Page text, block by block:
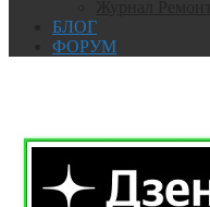
БЛОГ
ФОРУМ